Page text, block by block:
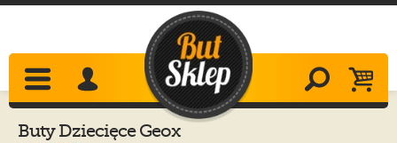
Buty Dziecięce Geox